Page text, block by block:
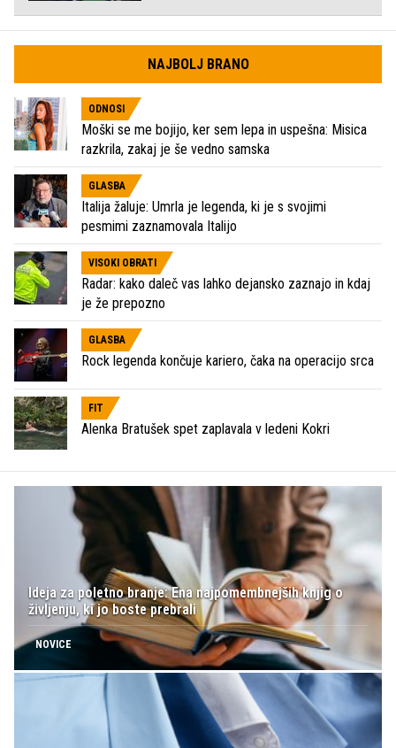
NAJBOLJ BRANO
ODNOSI
Moški se me bojijo, ker sem lepa in uspešna: Misica
razkrila, zakaj je še vedno samska
GLASBA
Italija žaluje: Umrla je legenda, ki je s svojimi
pesmimi zaznamovala Italijo
VISOKI OBRATI
Radar: kako daleč vas lahko dejansko zaznajo in kdaj
je že prepozno
GLASBA
Rock legenda končuje kariero, čaka na operacijo srca
FIT
Alenka Bratušek spet zaplavala v ledeni Kokri
Ideja za poletno branje: Ena najpomembnejših knjig o
življenju, ki jo boste prebrali
NOVICE